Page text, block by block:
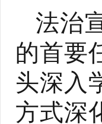
法治
的首要
头深入
方式深